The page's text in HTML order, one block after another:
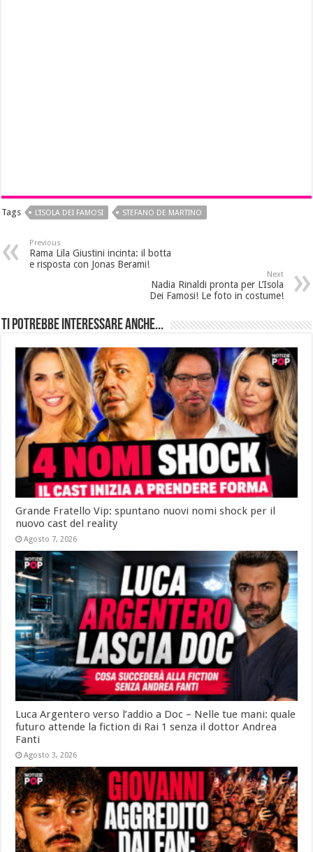
Tags L'ISOLA DEI FAMOSI STEFANO DE MARTINO
Previous
Rama Lila Giustini incinta: il botta
e risposta con Jonas Berami!
Next
Nadia Rinaldi pronta per L’Isola
Dei Famosi! Le foto in costume!
Ti potrebbe interessare anche...
Grande Fratello Vip: spuntano nuovi nomi shock per il
nuovo cast del reality
Agosto 7, 2026
Luca Argentero verso l’addio a Doc – Nelle tue mani: quale
futuro attende la fiction di Rai 1 senza il dottor Andrea
Fanti
Agosto 3, 2026